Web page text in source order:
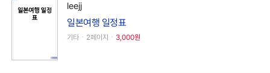
leejj
일본여행 일정표
기타ㆍ2페이지ㆍ 3,000원